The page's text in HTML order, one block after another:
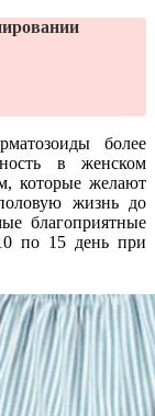
более
в женском
которые желают
жизнь до
благоприятные
по 15 день при